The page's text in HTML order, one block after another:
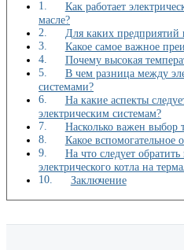
Как работает
масле?
Для каких предприятий
Какое самое важное
Почему высокая
В чем разница между
системами?
На какие аспекты
электрическим системам?
Насколько важен выбор
Какое вспомогательное
На что следует
электрического котла на
Заключение